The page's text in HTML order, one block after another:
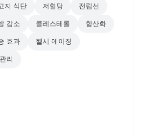
지 식단 저혈당 전립선
감소 콜레스테롤 항산화
효과 헬시 에이징
리